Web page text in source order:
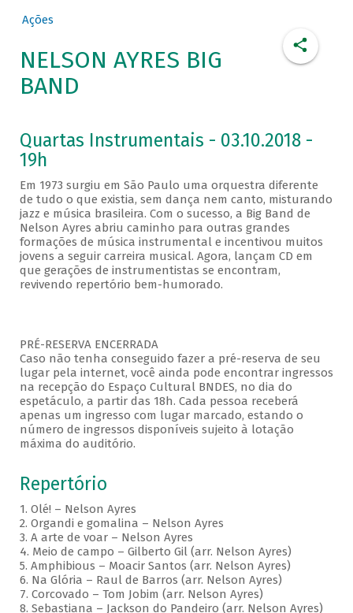
Ações
NELSON AYRES BIG
BAND
Quartas Instrumentais - 03.10.2018 -
19h
Em 1973 surgiu em São Paulo uma orquestra diferente
de tudo o que existia, sem dança nem canto, misturando
jazz e música brasileira. Com o sucesso, a Big Band de
Nelson Ayres abriu caminho para outras grandes
formações de música instrumental e incentivou muitos
jovens a seguir carreira musical. Agora, lançam CD em
que gerações de instrumentistas se encontram,
revivendo repertório bem-humorado.
PRÉ-RESERVA ENCERRADA
Caso não tenha conseguido fazer a pré-reserva de seu
lugar pela internet, você ainda pode encontrar ingressos
na recepção do Espaço Cultural BNDES, no dia do
espetáculo, a partir das 18h. Cada pessoa receberá
apenas um ingresso com lugar marcado, estando o
número de ingressos disponíveis sujeito à lotação
máxima do auditório.
Repertório
1. Olé! – Nelson Ayres
2. Organdi e gomalina – Nelson Ayres
3. A arte de voar – Nelson Ayres
4. Meio de campo – Gilberto Gil (arr. Nelson Ayres)
5. Amphibious – Moacir Santos (arr. Nelson Ayres)
6. Na Glória – Raul de Barros (arr. Nelson Ayres)
7. Corcovado – Tom Jobim (arr. Nelson Ayres)
8. Sebastiana – Jackson do Pandeiro (arr. Nelson Ayres)